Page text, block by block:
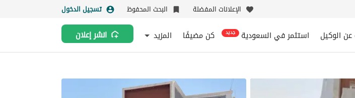
الإعلانات المفضلة البحث المحفوظ تسجيل الدخول
عن الوكيل استثمر في السعودية جديد كن مضيفًا المزيد انشر إعلان